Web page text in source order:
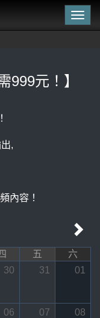
999元！】
,
五
六
30 31 01
06 07 08